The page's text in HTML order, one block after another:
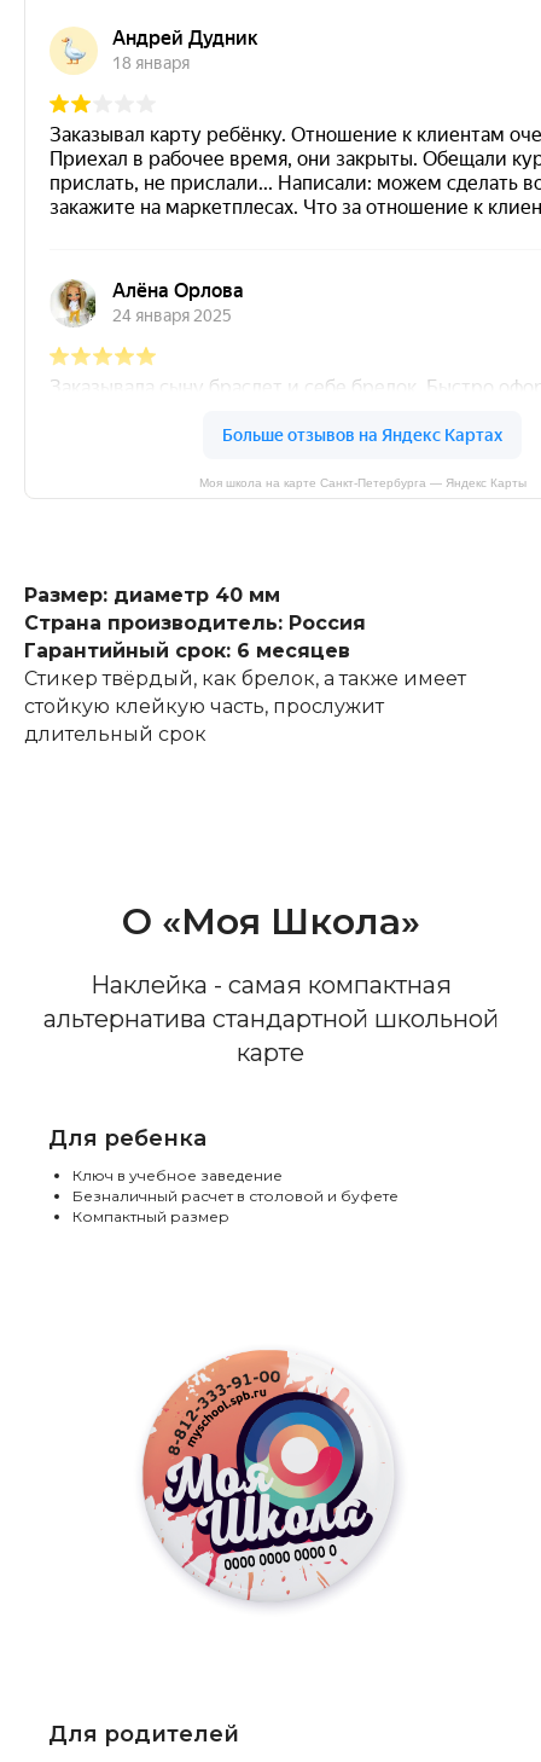
Моя школа на карте Санкт‑Петербурга — Яндекс Карты
Размер: диаметр 40 мм
Страна производитель: Россия
Гарантийный срок: 6 месяцев
Стикер твёрдый, как брелок, а также имеет
стойкую клейкую часть, прослужит
длительный срок
О «Моя Школа»
Наклейка - самая компактная
альтернатива стандартной школьной
карте
Для ребенка
Ключ в учебное заведение
Безналичный расчет в столовой и буфете
Компактный размер
Для родителей